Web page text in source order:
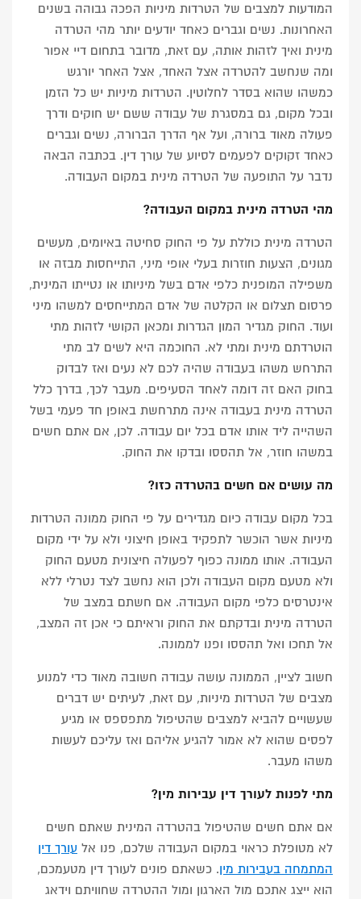
המודעות למצבים של הטרדות מיניות הפכה גבוהה בשנים
האחרונות. נשים וגברים כאחד יודעים יותר מהי הטרדה
מינית ואיך לזהות אותה, עם זאת, מדובר בתחום דיי אפור
ומה שנחשב להטרדה אצל האחד, אצל האחר יורגש
כמשהו שהוא בסדר לחלוטין. הטרדות מיניות יש כל הזמן
ובכל מקום, גם במסגרת של עבודה ששם יש חוקים ודרך
פעולה מאוד ברורה, ועל אף הדרך הברורה, נשים וגברים
כאחד זקוקים לפעמים לסיוע של עורך דין. בכתבה הבאה
נדבר על התופעה של הטרדה מינית במקום העבודה.
מהי הטרדה מינית במקום העבודה?
הטרדה מינית כוללת על פי החוק סחיטה באיומים, מעשים
מגונים, הצעות חוזרות בעלי אופי מיני, התייחסות מבזה או
משפילה המופנית כלפי אדם בשל מיניותו או נטייתו המינית,
פרסום תצלום או הקלטה של אדם המתייחסים למשהו מיני
ועוד. החוק מגדיר המון הגדרות ומכאן הקושי לזהות מתי
הוטרדתם מינית ומתי לא. החוכמה היא לשים לב מתי
התרחש משהו בעבודה שהיה לכם לא נעים ואז לבדוק
בחוק האם זה דומה לאחד הסעיפים. מעבר לכך, בדרך כלל
הטרדה מינית בעבודה אינה מתרחשת באופן חד פעמי בשל
השהייה ליד אותו אדם בכל יום עבודה. לכן, אם אתם חשים
במשהו חוזר, אל תהססו ובדקו את החוק.
מה עושים אם חשים בהטרדה כזו?
בכל מקום עבודה כיום מגדירים על פי החוק ממונה הטרדות
מיניות אשר הוכשר לתפקיד באופן חיצוני ולא על ידי מקום
העבודה. אותו ממונה כפוף לפעולה חיצונית מטעם החוק
ולא מטעם מקום העבודה ולכן הוא נחשב לצד נטרלי ללא
אינטרסים כלפי מקום העבודה. אם חשתם במצב של
הטרדה מינית ובדקתם את החוק וראיתם כי אכן זה המצב,
אל תחכו ואל תהססו ופנו לממונה.
חשוב לציין, הממונה עושה עבודה חשובה מאוד כדי למנוע
מצבים של הטרדות מיניות, עם זאת, לעיתים יש דברים
שעשויים להביא למצבים שהטיפול מתפספס או מגיע
לפסים שהוא לא אמור להגיע אליהם ואז עליכם לעשות
משהו מעבר.
מתי לפנות לעורך דין עבירות מין?
אם אתם חשים שהטיפול בהטרדה המינית שאתם חשים
לא מטופלת כראוי במקום העבודה שלכם, פנו אל עורך דין
המתמחה בעבירות מין. כשאתם פונים לעורך דין מטעמכם,
הוא ייצג אתכם מול הארגון ומול ההטרדה שחוויתם וידאג